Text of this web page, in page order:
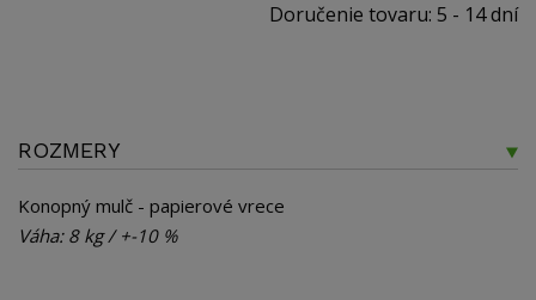
Doručenie tovaru: 5 - 14 dní
ROZMERY
Konopný mulč - papierové vrece
Váha: 8 kg / +-10 %